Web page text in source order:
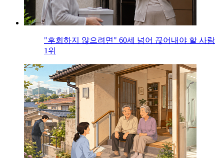
"후회하지 않으려면" 60세 넘어 끊어내야 할 사람
1위